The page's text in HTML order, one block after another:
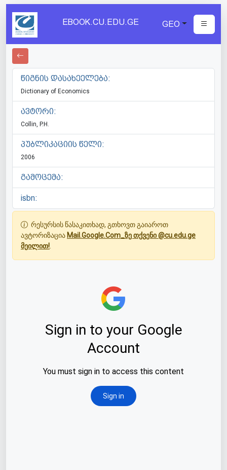
EBOOK.CU.EDU.GE GEO
წიგნის დასახეელება:
Dictionary of Economics
ავტორი:
Collin, P.H.
პუბლიკაციის წელი:
2006
გამოცემა:
isbn:
რესურსის წასაკითხად, გთხოვთ გაიაროთ
ავტორიზაცია Mail.Google.Com_ზე თქვენი @cu.edu.ge
მეილით!